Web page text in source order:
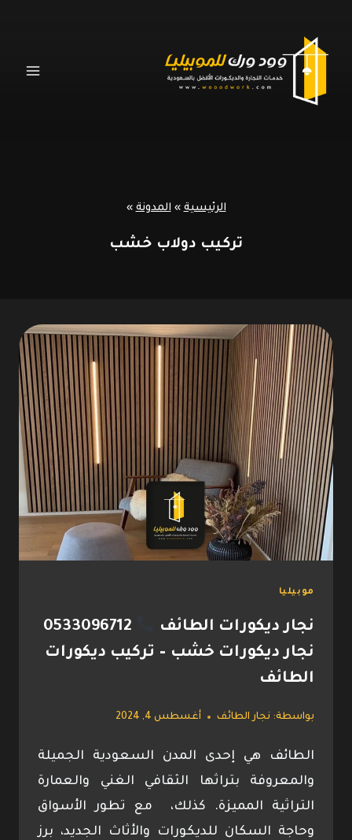
الرئيسية»المدونة»
تركيب دولاب خشب
موبيليا
نجار ديكورات الطائف
0533096712
نجار ديكورات خشب – تركيب ديكورات
الطائف
بواسطة: نجار الطائف أغسطس 4, 2024
الطائف هي إحدى المدن السعودية الجميلة
والمعروفة بتراثها الثقافي الغني والعمارة
التراثية المميزة. كذلك، مع تطور الأسواق
وحاجة السكان للديكورات والأثاث الجديد، برز